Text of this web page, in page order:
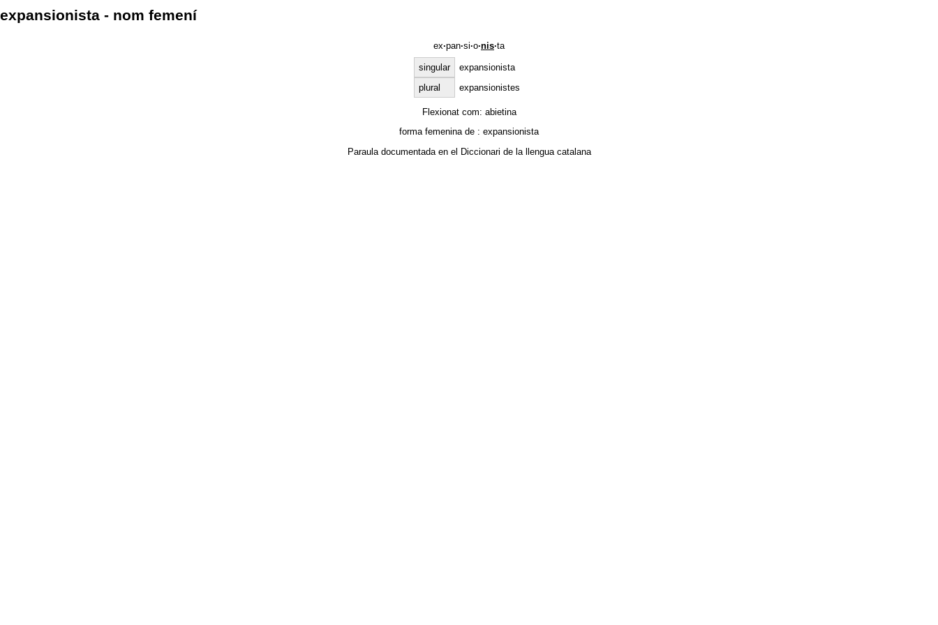
expansionista - nom femení
ex·pan·si·o·nis·ta
singular
expansionista
plural
expansionistes
Flexionat com: abietina
forma femenina de : expansionista
Paraula documentada en el Diccionari de la llengua catalana